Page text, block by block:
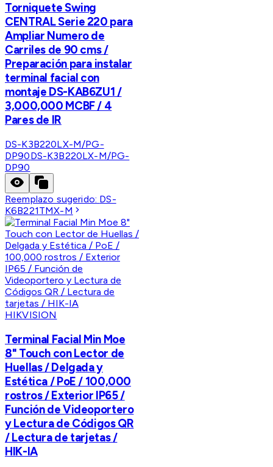
Torniquete Swing
CENTRAL Serie 220 para
Ampliar Numero de
Carriles de 90 cms /
Preparación para instalar
terminal facial con
montaje DS-KAB6ZU1 /
3,000,000 MCBF / 4
Pares de IR
DS-K3B220LX-M/PG-
DP90DS-K3B220LX-M/PG-
DP90
Reemplazo sugerido: DS-
K6B221TMX-M
HIKVISION
Terminal Facial Min Moe
8" Touch con Lector de
Huellas / Delgada y
Estética / PoE / 100,000
rostros / Exterior IP65 /
Función de Videoportero
y Lectura de Códigos QR
/ Lectura de tarjetas /
HIK-IA